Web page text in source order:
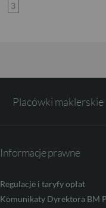
3
Placówki maklerskie
Informacje prawne
Regulacje i taryfy opłat
Komunikaty Dyrektora BM